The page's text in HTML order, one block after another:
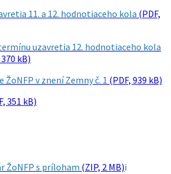
11. a 12. hodnotiaceho kola (PDF,
uzavretia 12. hodnotiaceho kola
kB)
ŽoNFP v znení Zemny č. 1 (PDF, 939 kB)
351 kB)
ŽoNFP s príloham (ZIP, 2 MB)i